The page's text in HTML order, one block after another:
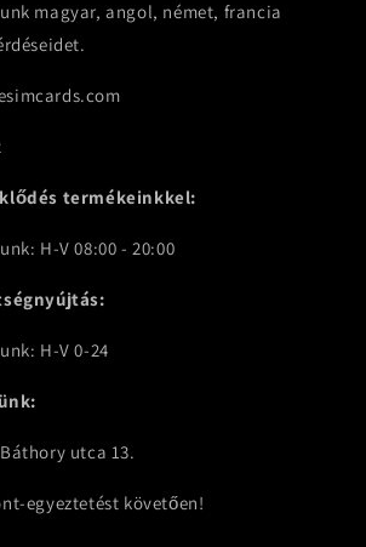
magyar, angol, német, francia
termékeinkkel:
H-V 08:00 - 20:00
H-V 0-24
utca 13.
egyeztetést követően!